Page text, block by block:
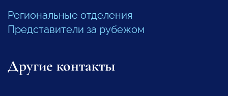
Региональные отделения
Представители за рубежом
Другие контакты